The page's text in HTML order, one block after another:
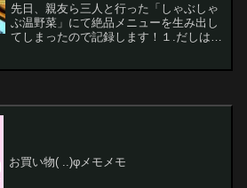
先日、親友ら三人と行った「しゃぶしゃ
ぶ温野菜」にて絶品メニューを生み出し
てしまったので記録します！１.だしは
お買い物( ..)φメモメモ